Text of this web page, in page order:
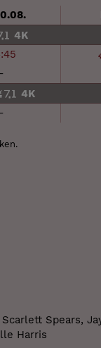
-
-
4K
4K
Spears,
Harris